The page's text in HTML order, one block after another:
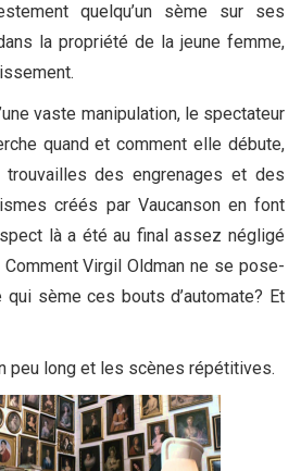
quelqu’un sème sur ses
la propriété de la jeune femme,
vaste manipulation, le spectateur
quand et comment elle débute,
des engrenages et des
créés par Vaucanson en font
là a été au final assez négligé
Comment Virgil Oldman ne se pose-
sème ces bouts d’automate? Et
peu long et les scènes répétitives.